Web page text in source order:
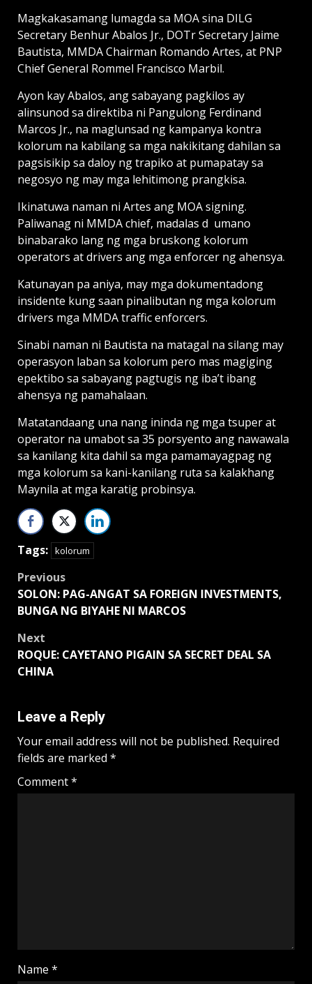
Magkakasamang lumagda sa MOA sina DILG
Secretary Benhur Abalos Jr., DOTr Secretary Jaime
Bautista, MMDA Chairman Romando Artes, at PNP
Chief General Rommel Francisco Marbil.
Ayon kay Abalos, ang sabayang pagkilos ay
alinsunod sa direktiba ni Pangulong Ferdinand
Marcos Jr., na maglunsad ng kampanya kontra
kolorum na kabilang sa mga nakikitang dahilan sa
pagsisikip sa daloy ng trapiko at pumapatay sa
negosyo ng may mga lehitimong prangkisa.
Ikinatuwa naman ni Artes ang MOA signing.
Paliwanag ni MMDA chief, madalas d umano
binabarako lang ng mga bruskong kolorum
operators at drivers ang mga enforcer ng ahensya.
Katunayan pa aniya, may mga dokumentadong
insidente kung saan pinalibutan ng mga kolorum
drivers mga MMDA traffic enforcers.
Sinabi naman ni Bautista na matagal na silang may
operasyon laban sa kolorum pero mas magiging
epektibo sa sabayang pagtugis ng iba’t ibang
ahensya ng pamahalaan.
Matatandaang una nang ininda ng mga tsuper at
operator na umabot sa 35 porsyento ang nawawala
sa kanilang kita dahil sa mga pamamayagpag ng
mga kolorum sa kani-kanilang ruta sa kalakhang
Maynila at mga karatig probinsya.
Tags: kolorum
Post
navigation
Previous
SOLON: PAG-ANGAT SA FOREIGN INVESTMENTS,
BUNGA NG BIYAHE NI MARCOS
Next
ROQUE: CAYETANO PIGAIN SA SECRET DEAL SA
CHINA
Leave a Reply
Your email address will not be published. Required
fields are marked *
Comment*
Name *